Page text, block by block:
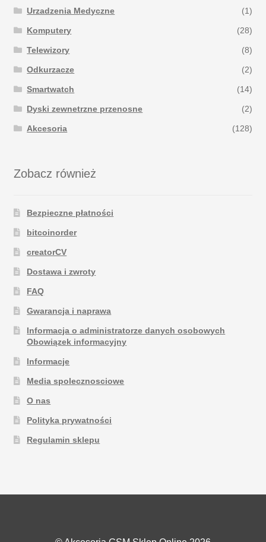
Urzadzenia Medyczne (1)
Komputery (28)
Telewizory (8)
Odkurzacze (2)
Smartwatch (14)
Dyski zewnetrzne przenosne (2)
Akcesoria (128)
Zobacz również
Bezpieczne płatności
bitcoinorder
creatorCV
Dostawa i zwroty
FAQ
Gwarancja i naprawa
Informacja o administratorze danych osobowych
Obowiązek informacyjny
Informacje
Media spolecznosciowe
O nas
Polityka prywatności
Regulamin sklepu